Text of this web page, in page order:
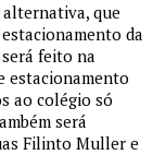
que
da
feito na
estacionamento
ao colégio só
será
Filinto Muller e